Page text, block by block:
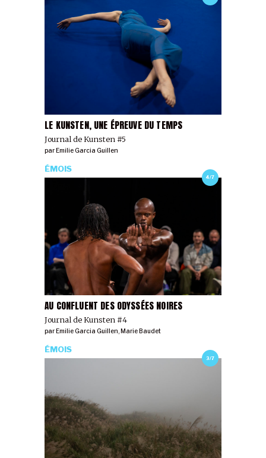
LE KUNSTEN, UNE ÉPREUVE DU TEMPS
Journal de Kunsten #5
parEmilie Garcia Guillen
4/7
AU CONFLUENT DES ODYSSÉES NOIRES
Journal de Kunsten #4
ÉMOIS
par Emilie Garcia Guillen, Marie Baudet
3/7
ÉMOIS